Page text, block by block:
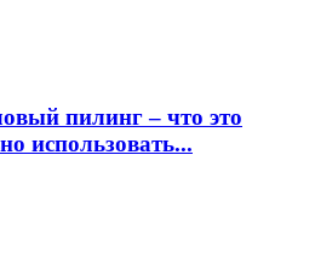
пилинг – что это
использовать...